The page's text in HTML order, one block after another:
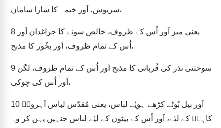
سرپوش، اَور خیمہ کا سارا سامان،
8
اُس کے تمام ظروف، اَور بخُور کا مذبح،
9
اَور اُس کی چوکی،
10
کاہِنؔ کے لیٔے، اَور اُس کے بیٹوں کے لیٔے لباس جنہیں پہن کر وہ